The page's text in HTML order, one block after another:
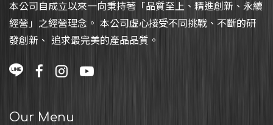
本公司自成立以來一向秉持著「品質至上、精進創新、永續
經營」之經營理念。 本公司虛心接受不同挑戰、不斷的研
發創新、 追求最完美的產品品質。
Our Menu